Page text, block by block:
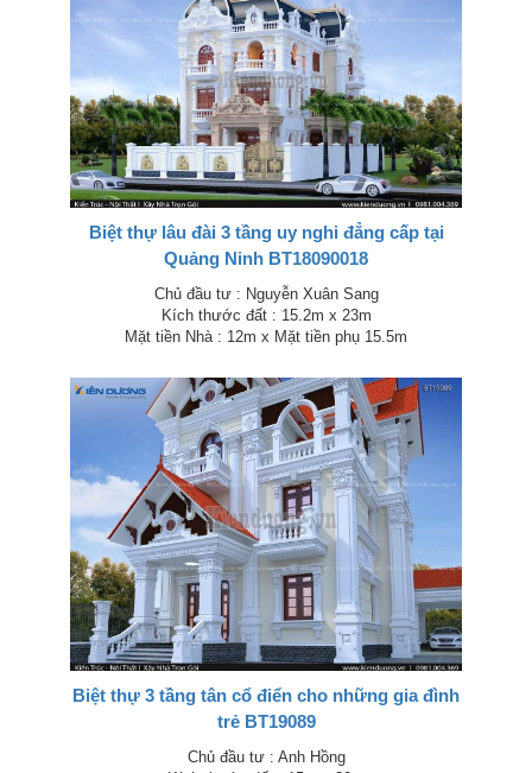
Biệt thự lâu đài 3 tầng uy nghi đẳng cấp tại
Quảng Ninh BT18090018
Chủ đầu tư : Nguyễn Xuân Sang
Kích thước đất : 15.2m x 23m
Mặt tiền Nhà : 12m x Mặt tiền phụ 15.5m
Biệt thự 3 tầng tân cổ điển cho những gia đình
trẻ BT19089
Chủ đầu tư : Anh Hồng